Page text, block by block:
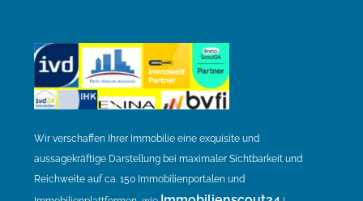
Wir verschaffen Ihrer Immobilie eine exquisite und
aussagekräftige Darstellung bei maximaler Sichtbarkeit und
Reichweite auf ca. 150 Immobilienportalen und